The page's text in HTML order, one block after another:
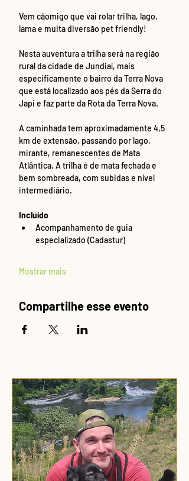
Vem cãomigo que vai rolar trilha, lago,
lama e muita diversão pet friendly!
Nesta auventura a trilha será na região
rural da cidade de Jundiaí, mais
especificamente o bairro da Terra Nova
que está localizado aos pés da Serra do
Japi e faz parte da Rota da Terra Nova.
A caminhada tem aproximadamente 4,5
km de extensão, passando por lago,
mirante, remanescentes de Mata
Atlântica. A trilha é de mata fechada e
bem sombreada, com subidas e nível
intermediário.
Incluído
Acompanhamento de guia
especializado (Cadastur)
Mostrar mais
Compartilhe esse evento